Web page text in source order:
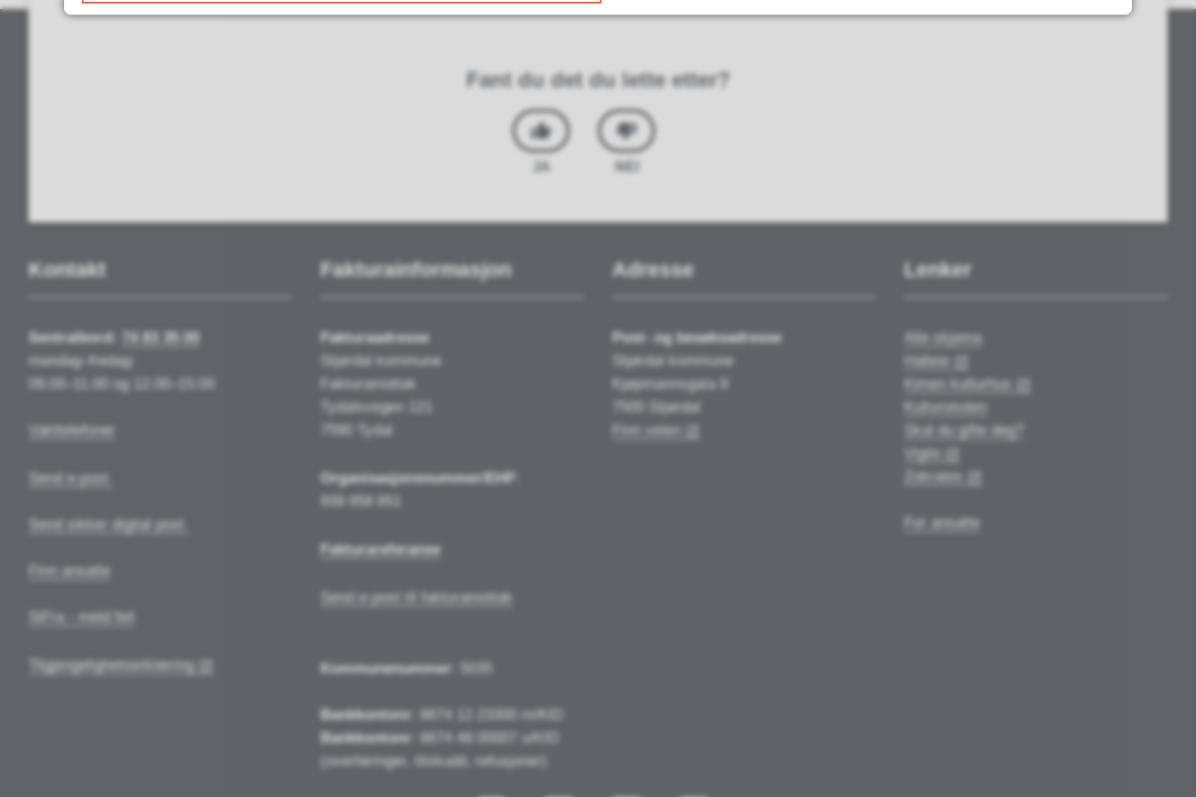
Fant du det du lette etter?
JA NEI
Kontakt
Sentralbord:
74 83 35 00
mandag–fredag:
09.00–11.00 og 12.00–15.00
Vakttelefoner
Send e-post
Send sikker digital post
Finn ansatte
SiFra - meld feil
Tilgjengelighetserklæring
Fakturainformasjon
Fakturaadresse
Stjørdal kommune
Fakturamottak
Tydalsvegen 121
7590 Tydal
Organisasjonsnummer/EHF
Fakturareferanse
Send e-post til fakturamottak
Kommunenummer
Bankkontonr
: 8674 12 23300 m/KID
Bankkontonr
: 8674 48 00007 u/KID
(overføringer, tilskudd, refusjoner)
Adresse
Post- og besøksadresse
Stjørdal kommune
Kjøpmannsgata 9
7500 Stjørdal
Finn veien
Lenker
Alle skjema
Halleie
Kimen kulturhus
Kulturskolen
Skal du gifte deg?
Vigilo
Zokrates
For ansatte